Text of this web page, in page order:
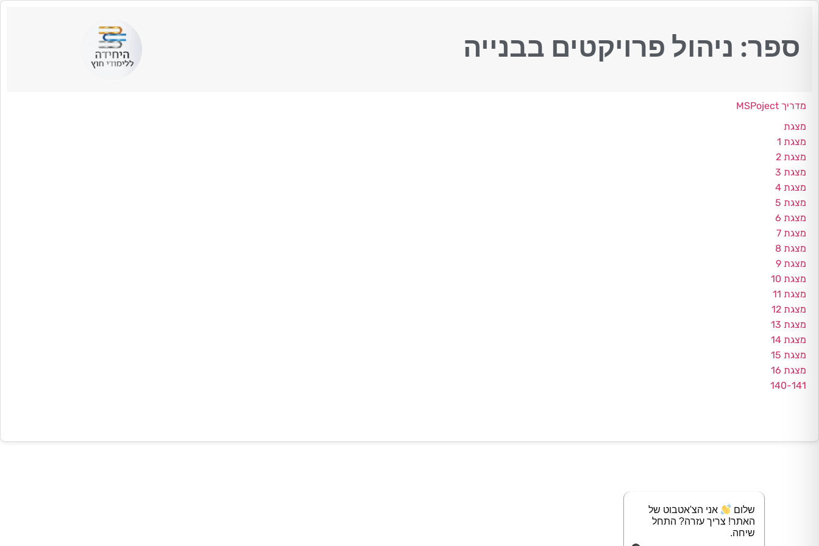
ספר: ניהול פרויקטים בבנייה
מדריך MSPoject
מצגת
מצגת 1
מצגת 2
מצגת 3
מצגת 4
מצגת 5
מצגת 6
מצגת 7
מצגת 8
מצגת 9
מצגת 10
מצגת 11
מצגת 12
מצגת 13
מצגת 14
מצגת 15
מצגת 16
140-141
שלום
אני הצ'אטבוט של
האתר! צריך עזרה? התחל
שיחה.